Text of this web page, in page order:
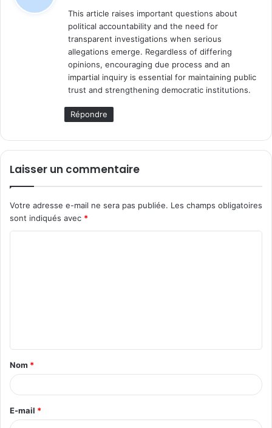
:
This article raises important questions about
political accountability and the need for
transparent investigations when serious
allegations emerge. Regardless of differing
opinions, encouraging due process and an
impartial inquiry is essential for maintaining public
trust and strengthening democratic institutions.
Répondre
Laisser un commentaire
Votre adresse e-mail ne sera pas publiée. Les champs obligatoires
sont indiqués avec *
t
a
i
e
Nom *
E-mail *